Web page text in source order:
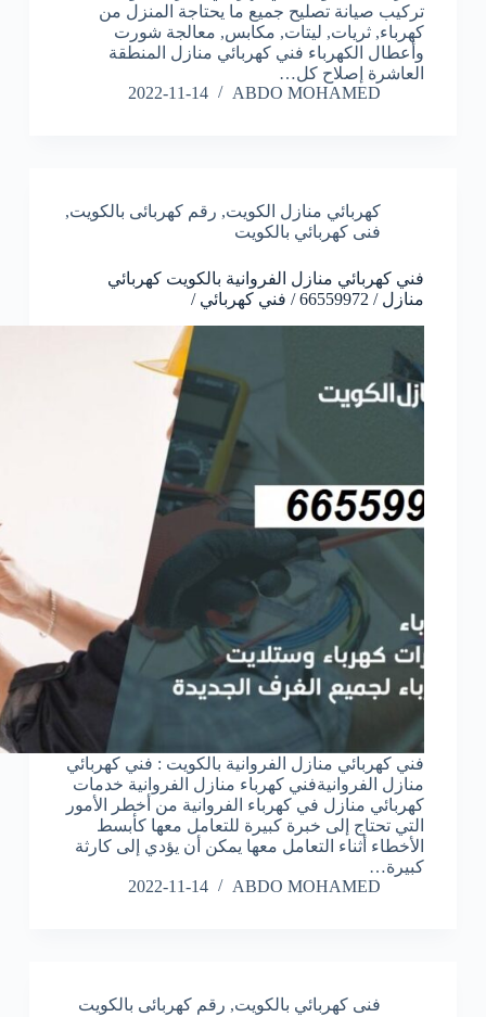
تركيب صيانة تصليح جميع ما يحتاجة المنزل من
كهرباء, ثريات, ليتات, مكابس, معالجة شورت
وأعطال الكهرباء فني كهربائي منازل المنطقة
العاشرة إصلاح كل…
ABDO MOHAMED
2022-11-14
كهربائي منازل الكويت, رقم كهربائى بالكويت,
فنى كهربائي بالكويت
فني كهربائي منازل الفروانية بالكويت كهربائي
منازل / 66559972 / فني كهربائي /
فني كهربائي منازل الفروانية بالكويت : فني كهربائي
منازل الفروانيةفني كهرباء منازل الفروانية خدمات
كهربائي منازل في كهرباء الفروانية من أخطر الأمور
التي تحتاج إلى خبرة كبيرة للتعامل معها كأبسط
الأخطاء أثناء التعامل معها يمكن أن يؤدي إلى كارثة
كبيرة…
ABDO MOHAMED
2022-11-14
فنى كهربائي بالكويت, رقم كهربائى بالكويت